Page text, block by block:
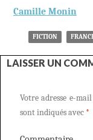
Camille Monin
FICTION
LAISSER UN
Votre adresse e-
sont indiqués avec *